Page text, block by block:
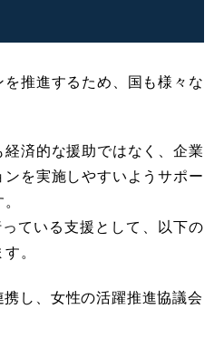
推進するため、国も様々な
済的な援助ではなく、企業
を実施しやすいようサポー
ている支援として、以下の
。
し、女性の活躍推進協議会